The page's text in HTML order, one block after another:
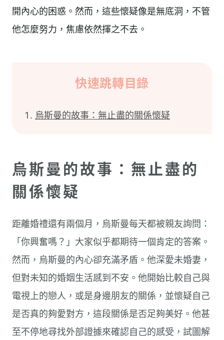
開內心的困惑。然而，這些懷疑像是無底洞，不管
他怎麼努力，焦慮依然揮之不去。
快速跳轉目錄
烏斯曼的故事：無止盡的關係懷疑
烏斯曼的故事：無止盡的
關係懷疑
距離婚禮還有兩個月，烏斯曼每天都被親友詢問：
「你興奮嗎？」大家似乎都期待一個肯定的答案。
然而，烏斯曼的內心卻充滿矛盾。他深愛未婚妻，
但對未知的婚姻生活感到不安。他開始比較自己與
電視上的戀人，或是身邊朋友的關係，並懷疑自己
是否真的夠愛對方，這段關係是否足夠美好。他甚
至不停地尋找外部證據來確認自己的感受，試圖解